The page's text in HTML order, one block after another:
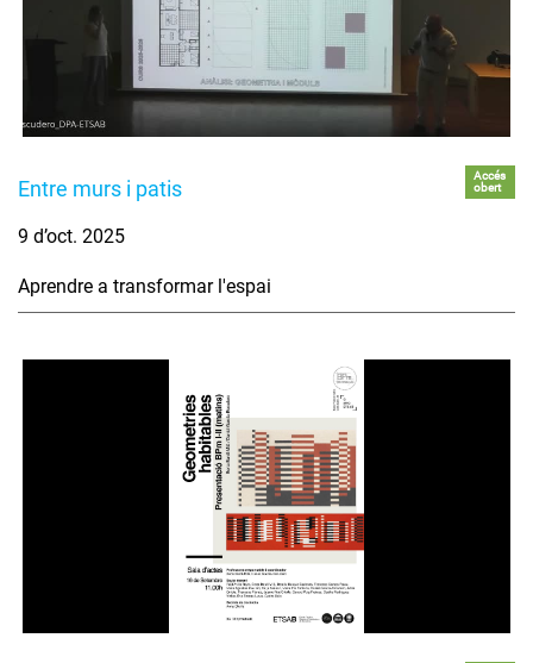
Entre murs i patis
Accés
obert
9 d’oct. 2025
Aprendre a transformar l'espai